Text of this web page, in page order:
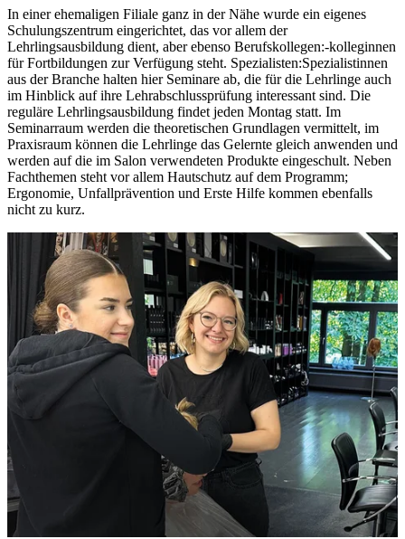
In einer ehemaligen Filiale ganz in der Nähe wurde ein eigenes
Schulungszentrum eingerichtet, das vor allem der
Lehrlingsausbildung dient, aber ebenso Berufskollegen:-kolleginnen
für Fortbildungen zur Verfügung steht. Spezialisten:Spezialistinnen
aus der Branche halten hier Seminare ab, die für die Lehrlinge auch
im Hinblick auf ihre Lehrabschlussprüfung interessant sind. Die
reguläre Lehrlingsausbildung findet jeden Montag statt. Im
Seminarraum werden die theoretischen Grundlagen vermittelt, im
Praxisraum können die Lehrlinge das Gelernte gleich anwenden und
werden auf die im Salon verwendeten Produkte eingeschult. Neben
Fachthemen steht vor allem Hautschutz auf dem Programm;
Ergonomie, Unfallprävention und Erste Hilfe kommen ebenfalls
nicht zu kurz.